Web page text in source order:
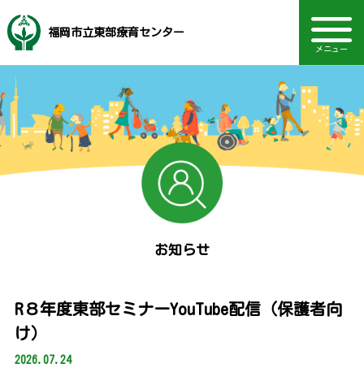
福岡市立東部療育センター
メニュー
TOPページ
主な事業内容
相談部門
通園部門
地域支援・訪問支援
研修・セミナー情報
ボランティア情報
動画を見る
施設概要
お知らせ
採用情報
福岡市社会福祉事業団
音声読み上げ・文字・見やすさ調整
Language
電話：092-410-8234
お知らせ
R８年度東部セミナーYouTube配信（保護者向
け）
2026.07.24